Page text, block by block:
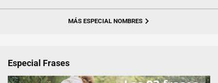
MÁS ESPECIAL NOMBRES
Especial Frases